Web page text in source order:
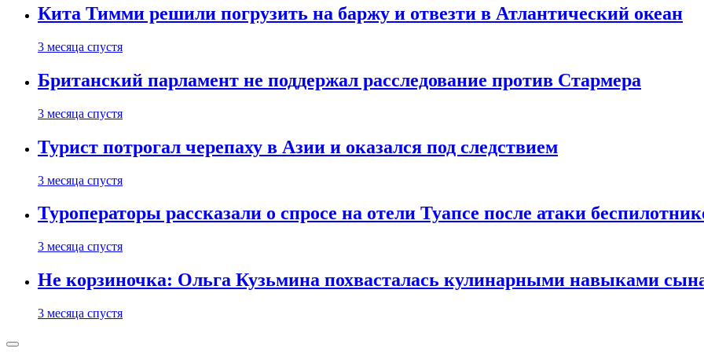
Кита Тимми решили погрузить на баржу и отвезти в Атлантический океан
3 месяца спустя
Британский парламент не поддержал расследование против Стармера
3 месяца спустя
Турист потрогал черепаху в Азии и оказался под следствием
3 месяца спустя
Туроператоры рассказали о спросе на отели Туапсе после атаки
3 месяца спустя
Не корзиночка: Ольга Кузьмина похвасталась кулинарными навыками
3 месяца спустя